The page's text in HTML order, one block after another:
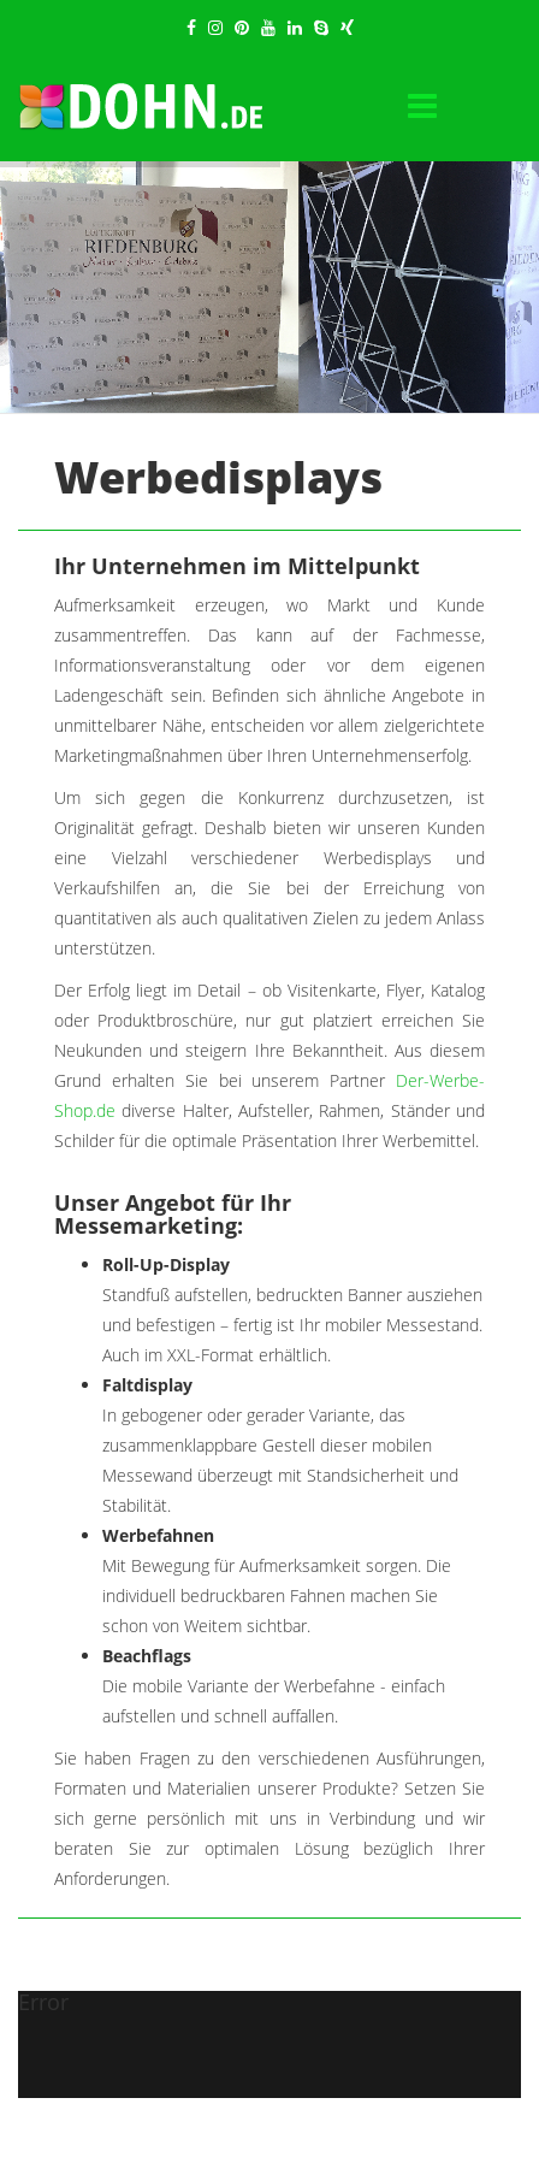
Werbedisplays
Ihr Unternehmen im Mittelpunkt
Aufmerksamkeit erzeugen, wo Markt und Kunde
zusammentreffen. Das kann auf der Fachmesse,
Informationsveranstaltung oder vor dem eigenen
Ladengeschäft sein. Befinden sich ähnliche Angebote in
unmittelbarer Nähe, entscheiden vor allem zielgerichtete
Marketingmaßnahmen über Ihren Unternehmenserfolg.
Um sich gegen die Konkurrenz durchzusetzen, ist
Originalität gefragt. Deshalb bieten wir unseren Kunden
eine Vielzahl verschiedener Werbedisplays und
Verkaufshilfen an, die Sie bei der Erreichung von
quantitativen als auch qualitativen Zielen zu jedem Anlass
unterstützen.
Der Erfolg liegt im Detail – ob Visitenkarte, Flyer, Katalog
oder Produktbroschüre, nur gut platziert erreichen Sie
Neukunden und steigern Ihre Bekanntheit. Aus diesem
Grund erhalten Sie bei unserem Partner Der-Werbe-
Shop.de diverse Halter, Aufsteller, Rahmen, Ständer und
Schilder für die optimale Präsentation Ihrer Werbemittel.
Unser Angebot für Ihr
Messemarketing:
Roll-Up-Display
Standfuß aufstellen, bedruckten Banner ausziehen
und befestigen – fertig ist Ihr mobiler Messestand.
Auch im XXL-Format erhältlich.
Faltdisplay
In gebogener oder gerader Variante, das
zusammenklappbare Gestell dieser mobilen
Messewand überzeugt mit Standsicherheit und
Stabilität.
Werbefahnen
Mit Bewegung für Aufmerksamkeit sorgen. Die
individuell bedruckbaren Fahnen machen Sie
schon von Weitem sichtbar.
Beachflags
Die mobile Variante der Werbefahne - einfach
aufstellen und schnell auffallen.
Sie haben Fragen zu den verschiedenen Ausführungen,
Formaten und Materialien unserer Produkte? Setzen Sie
sich gerne persönlich mit uns in Verbindung und wir
beraten Sie zur optimalen Lösung bezüglich Ihrer
Anforderungen.
Error